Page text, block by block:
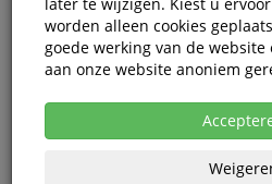
Vergrendelbaar
Indoor/ Outdoor
worden alleen cookies
goede werking van de
aan onze website anoniem